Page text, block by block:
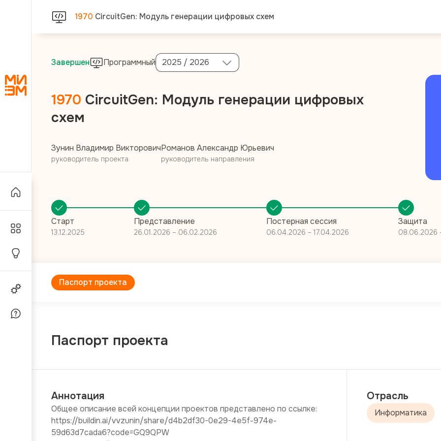
1970 CircuitGen: Модуль генерации цифровых схем
Завершен Программный 2025 / 2026
1970 CircuitGen: Модуль генерации цифровых
схем
Зунин Владимир Викторович
руководитель проекта
Романов Александр Юрьевич
руководитель направления
Старт
13.12.2025
Представление
26.01.2026 – 06.02.2026
Постерная сессия
06.04.2026 – 17.04.2026
Защита
08.06.2026
Паспорт проекта
Паспорт проекта
Аннотация
Общее описание всей концепции проектов представлено по ссылке:
https://buildin.ai/vvzunin/share/d4b2df30-0e29-4e5f-974e-
59d63d7cada6?code=GQ9QPW
Отрасль
Информатика